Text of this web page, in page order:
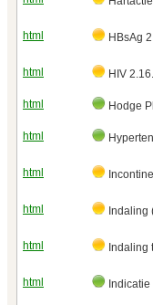
html HBsAg
html HIV
html Hodge
html
html
html Indaling
html Indaling
html